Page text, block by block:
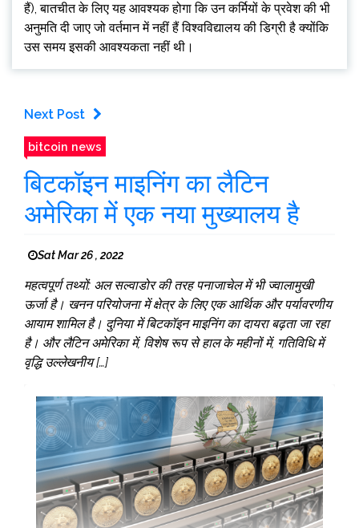
हैं), बातचीत के लिए यह आवश्यक होगा कि उन कर्मियों के प्रवेश की भी
अनुमति दी जाए जो वर्तमान में नहीं हैं विश्वविद्यालय की डिग्री है क्योंकि
उस समय इसकी आवश्यकता नहीं थी।
Next Post
bitcoin news
बिटकॉइन माइनिंग का लैटिन
अमेरिका में एक नया मुख्यालय है
Sat Mar 26 , 2022
महत्वपूर्ण तथ्यों: अल सल्वाडोर की तरह पनाजाचेल में भी ज्वालामुखी
ऊर्जा है। खनन परियोजना में क्षेत्र के लिए एक आर्थिक और पर्यावरणीय
आयाम शामिल है। दुनिया में बिटकॉइन माइनिंग का दायरा बढ़ता जा रहा
है। और लैटिन अमेरिका में, विशेष रूप से हाल के महीनों में, गतिविधि में
वृद्धि उल्लेखनीय […]